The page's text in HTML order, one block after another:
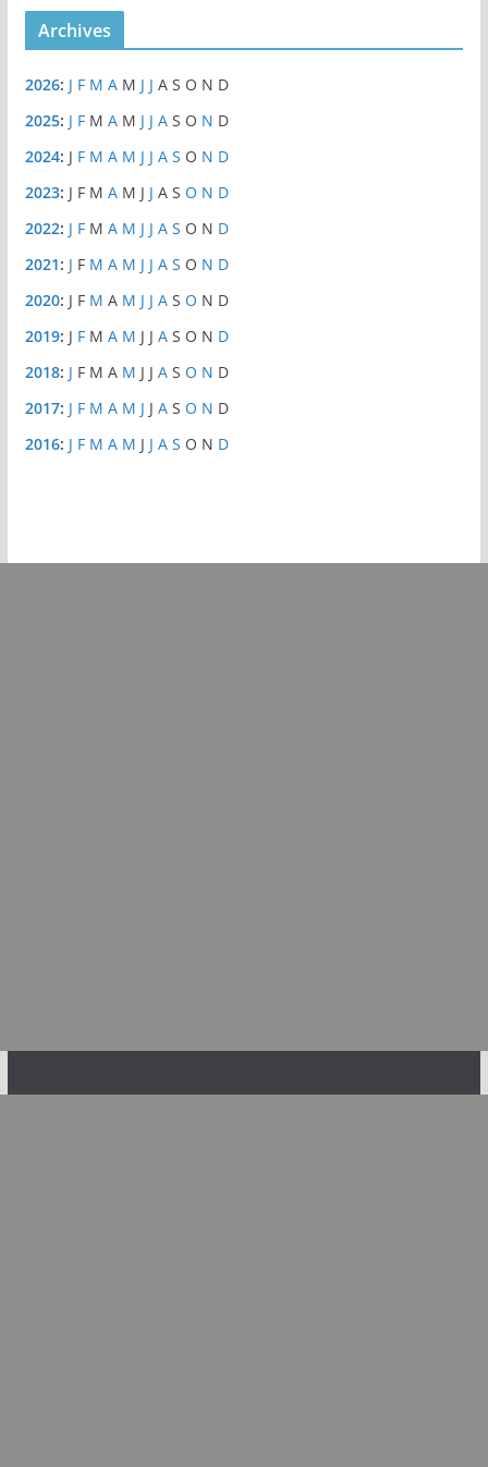
Archives
2026: J F M A M J J A S O N D
2025: J F M A M J J A S O N D
2024: J F M A M J J A S O N D
2023: J F M A M J J A S O N D
2022: J F M A M J J A S O N D
2021: J F M A M J J A S O N D
2020: J F M A M J J A S O N D
2019: J F M A M J J A S O N D
2018: J F M A M J J A S O N D
2017: J F M A M J J A S O N D
2016: J F M A M J J A S O N D